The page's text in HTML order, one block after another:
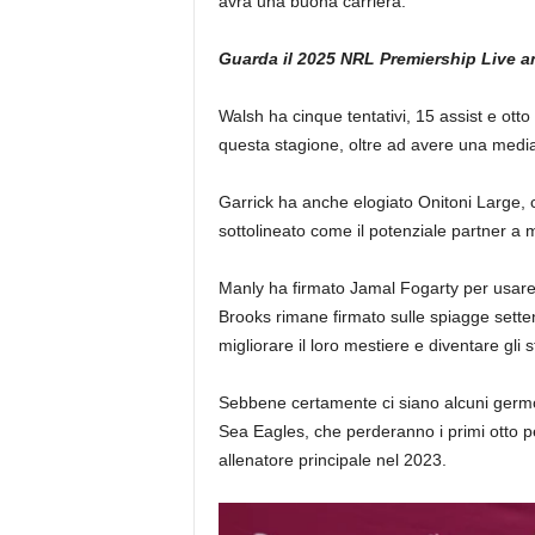
Guarda il 2025 NRL Premiership Live
Walsh ha cinque tentativi, 15 assist e
questa stagione, oltre ad avere una
Garrick ha anche elogiato Onitoni
sottolineato come il potenziale partner a
Manly ha firmato Jamal Fogarty per
Brooks rimane firmato sulle spiagge
migliorare il loro mestiere e diventare gli
Sebbene certamente ci siano alcuni
Sea Eagles, che perderanno i primi otto
allenatore principale nel 2023.